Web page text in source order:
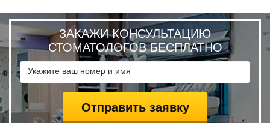
ЗАКАЖИ КОНСУЛЬТАЦИЮ
СТОМАТОЛОГОВ БЕСПЛАТНО